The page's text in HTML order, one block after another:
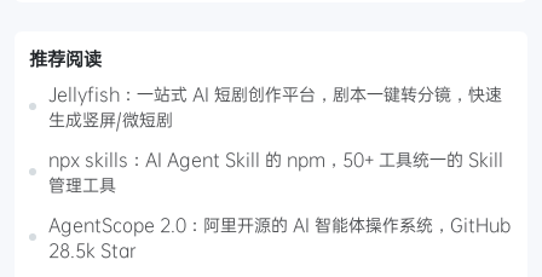
推荐阅读
Jellyfish：一站式 AI 短剧创作平台，剧本一键转分镜，快速
生成竖屏/微短剧
npx skills：AI Agent Skill 的 npm，50+ 工具统一的 Skill
管理工具
AgentScope 2.0：阿里开源的 AI 智能体操作系统，GitHub
28.5k Star